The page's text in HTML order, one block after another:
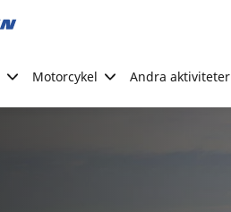
Motorcykel Andra aktiviteter